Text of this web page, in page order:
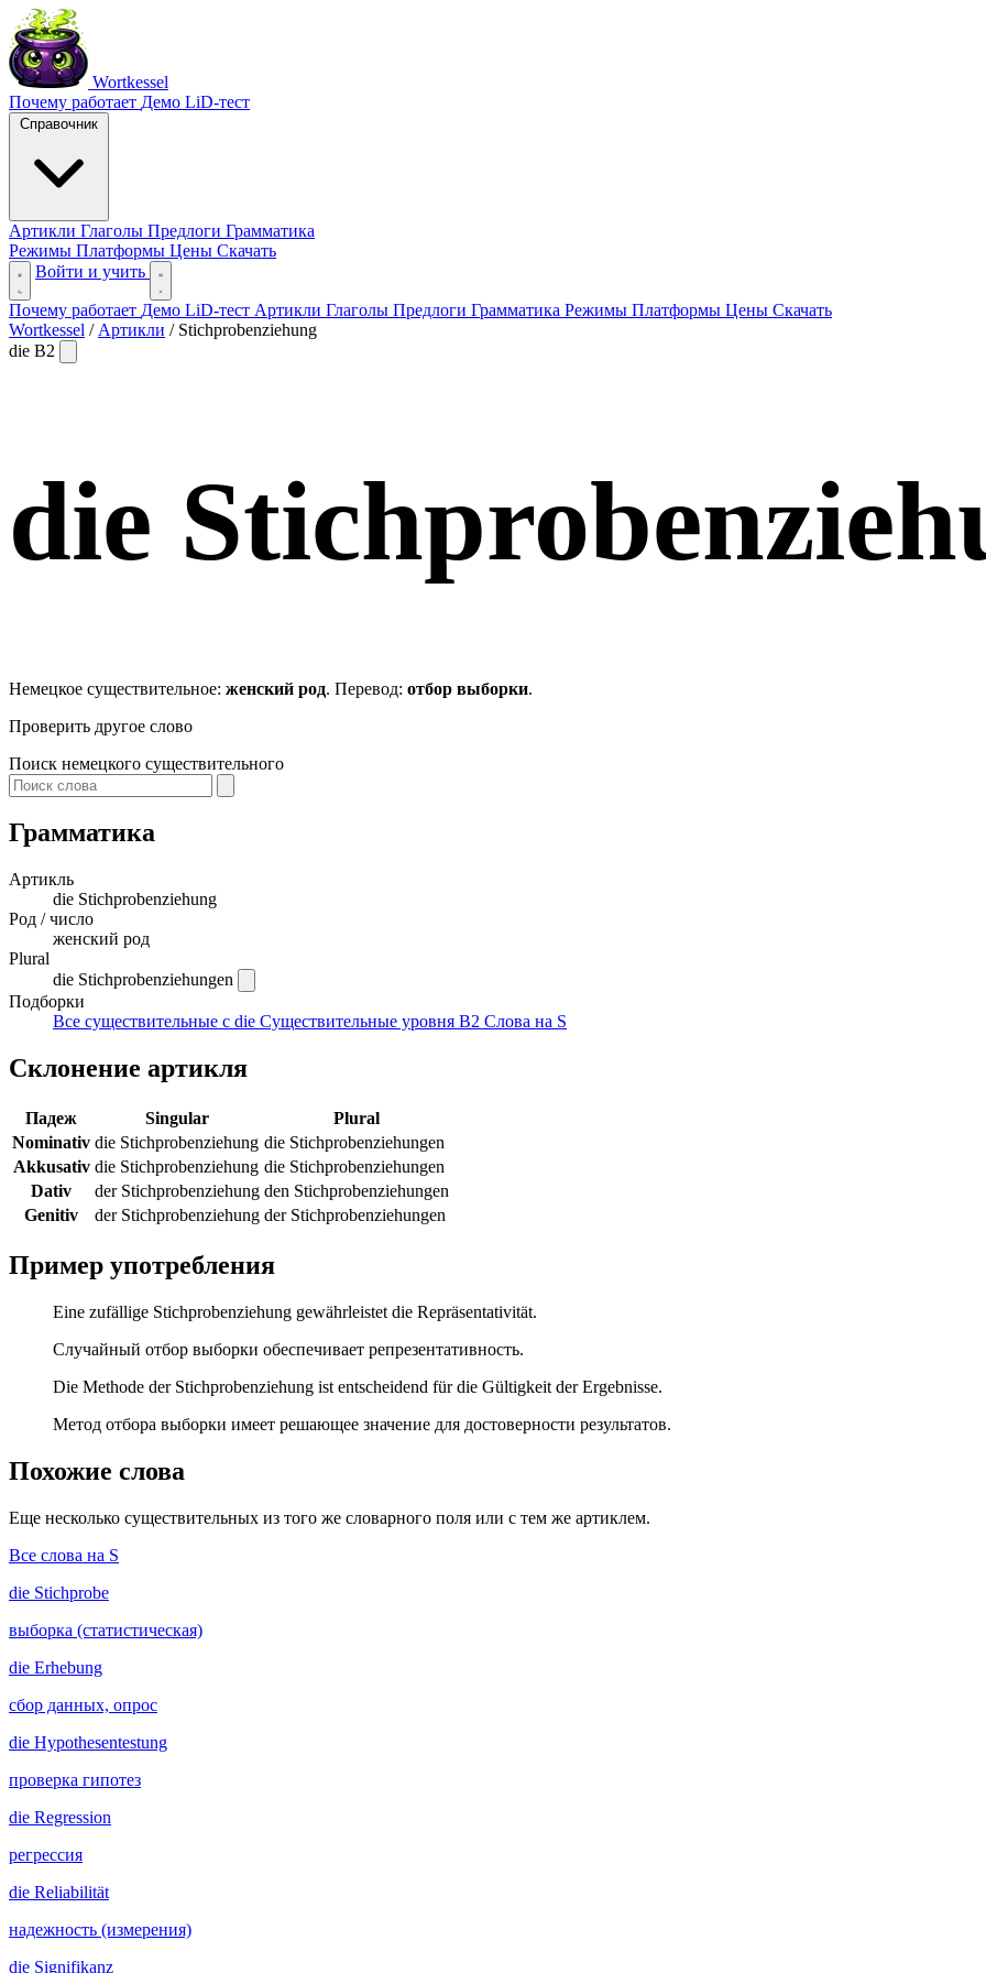
Wortkessel
Почему работает Демо LiD-тест
Справочник
Артикли Глаголы Предлоги Грамматика
Режимы Платформы Цены Скачать
Войти и учить
Почему работает Демо LiD-тест Артикли Глаголы Предлоги Грамматика Режимы Платформы Цены Скачать
Wortkessel / Артикли / Stichprobenziehung
die B2
die
Немецкое существительное: женский род. Перевод: отбор выборки.
Проверить другое слово
Поиск немецкого существительного
Грамматика
Артикль
die Stichprobenziehung
Род / число
женский род
Plural
die Stichprobenziehungen
Подборки
Все существительные с die Существительные уровня B2 Слова на S
Склонение артикля
Падеж Singular
Plural
Nominativ die Stichprobenziehung die Stichprobenziehungen
Akkusativ die Stichprobenziehung die Stichprobenziehungen
Dativ
der Stichprobenziehung den Stichprobenziehungen
Genitiv
der Stichprobenziehung der Stichprobenziehungen
Пример употребления
Eine zufällige Stichprobenziehung gewährleistet die Repräsentativität.
Случайный отбор выборки обеспечивает репрезентативность.
Die Methode der Stichprobenziehung ist entscheidend für die Gültigkeit der Ergebnisse.
Метод отбора выборки имеет решающее значение для достоверности результатов.
Похожие слова
Еще несколько существительных из того же словарного поля или с тем же артиклем.
Все слова на S
die Stichprobe
выборка (статистическая)
die Erhebung
сбор данных, опрос
die Hypothesentestung
проверка гипотез
die Regression
регрессия
die Reliabilität
надежность (измерения)
die Signifikanz